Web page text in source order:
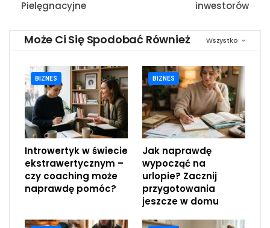
Pielęgnacyjne
inwestorów
Wszystko
Może Ci Się Spodobać Również
BIZNES
Introwertyk w świecie
ekstrawertycznym –
czy coaching może
naprawdę pomóc?
BIZNES
Jak naprawdę
wypocząć na
urlopie? Zacznij
przygotowania
jeszcze w domu